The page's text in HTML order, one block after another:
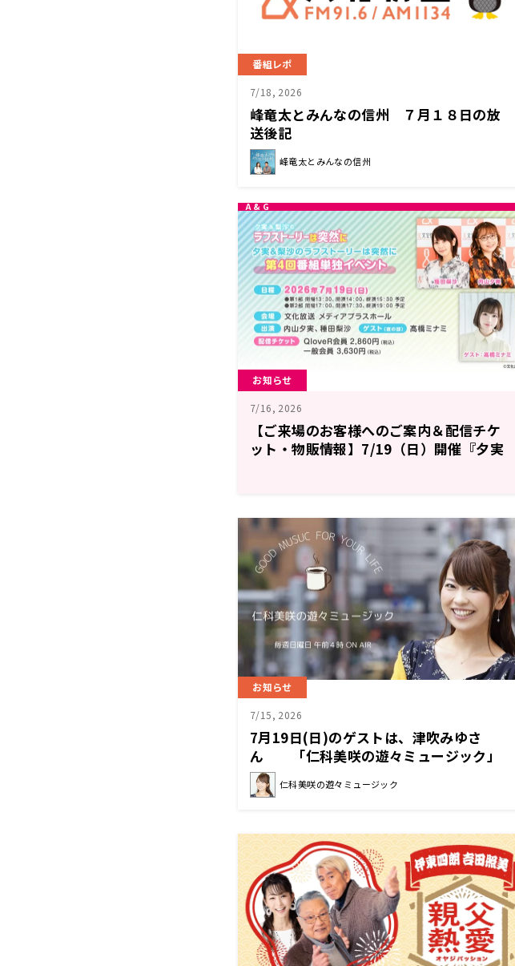
番組レポ
7/18, 2026
峰竜太とみんなの信州 ７月１８日の放
送後記
峰竜太とみんなの信州
お知らせ
7/16, 2026
【ご来場のお客様へのご案内＆配信チケ
ット・物販情報】7/19（日）開催『夕実
お知らせ
7/15, 2026
7月19日(日)のゲストは、津吹みゆさ
ん 「仁科美咲の遊々ミュージック」
仁科美咲の遊々ミュージック